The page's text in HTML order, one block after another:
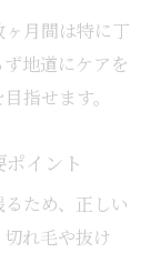
月間は特に丁
地道にケアを
指せます。
イント
ため、正しい
れ毛や抜け